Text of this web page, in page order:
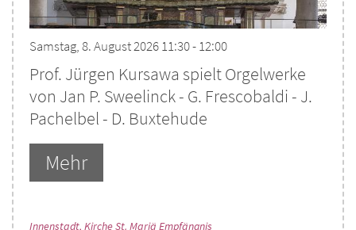
Samstag, 8. August 2026 11:30 - 12:00
Prof. Jürgen Kursawa spielt Orgelwerke
von Jan P. Sweelinck - G. Frescobaldi - J.
Pachelbel - D. Buxtehude
Mehr
Innenstadt, Kirche St. Mariä Empfängnis